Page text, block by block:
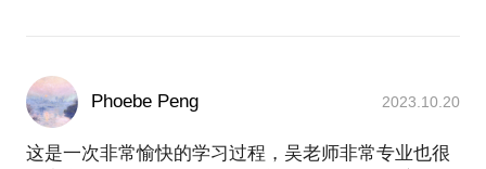
Phoebe Peng 2023.10.20
这是一次非常愉快的学习过程，吴老师非常专业也很